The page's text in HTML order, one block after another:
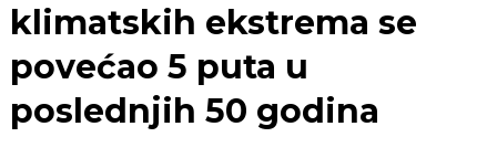
klimatskih ekstrema se
povećao 5 puta u
poslednjih 50 godina